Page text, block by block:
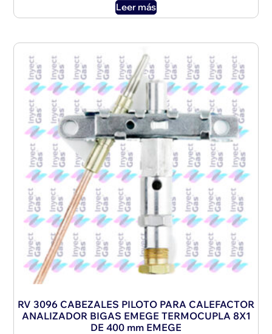
Leer más
RV 3096 CABEZALES PILOTO PARA CALEFACTOR
ANALIZADOR BIGAS EMEGE TERMOCUPLA 8X1
DE 400 mm EMEGE